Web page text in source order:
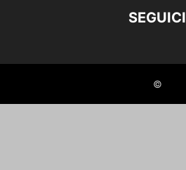
SEGUICI
©